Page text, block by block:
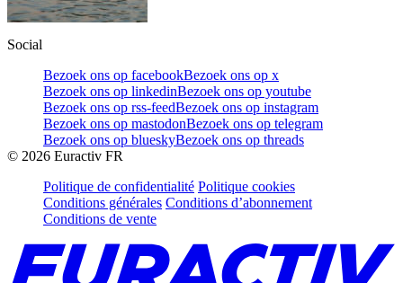
Social
Bezoek ons op facebookBezoek ons op x
Bezoek ons op linkedinBezoek ons op youtube
Bezoek ons op rss-feedBezoek ons op instagram
Bezoek ons op mastodonBezoek ons op telegram
Bezoek ons op blueskyBezoek ons op threads
© 2026 Euractiv FR
Politique de confidentialité Politique cookies
Conditions générales Conditions d’abonnement
Conditions de vente